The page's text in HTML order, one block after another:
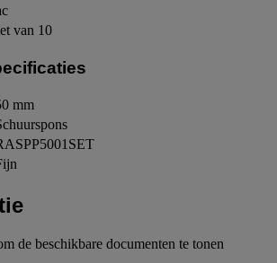
van 10
mm
de beschikbare documenten te tonen